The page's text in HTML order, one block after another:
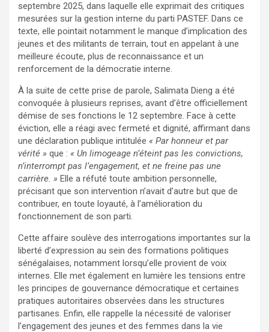
septembre 2025, dans laquelle elle exprimait des critiques
mesurées sur la gestion interne du parti PASTEF. Dans ce
texte, elle pointait notamment le manque d’implication des
jeunes et des militants de terrain, tout en appelant à une
meilleure écoute, plus de reconnaissance et un
renforcement de la démocratie interne.
À la suite de cette prise de parole, Salimata Dieng a été
convoquée à plusieurs reprises, avant d’être officiellement
démise de ses fonctions le 12 septembre. Face à cette
éviction, elle a réagi avec fermeté et dignité, affirmant dans
une déclaration publique intitulée « Par honneur et par
vérité » que : « Un limogeage n’éteint pas les convictions,
n’interrompt pas l’engagement, et ne freine pas une
carrière. » Elle a réfuté toute ambition personnelle,
précisant que son intervention n’avait d’autre but que de
contribuer, en toute loyauté, à l’amélioration du
fonctionnement de son parti.
Cette affaire soulève des interrogations importantes sur la
liberté d’expression au sein des formations politiques
sénégalaises, notamment lorsqu’elle provient de voix
internes. Elle met également en lumière les tensions entre
les principes de gouvernance démocratique et certaines
pratiques autoritaires observées dans les structures
partisanes. Enfin, elle rappelle la nécessité de valoriser
l’engagement des jeunes et des femmes dans la vie